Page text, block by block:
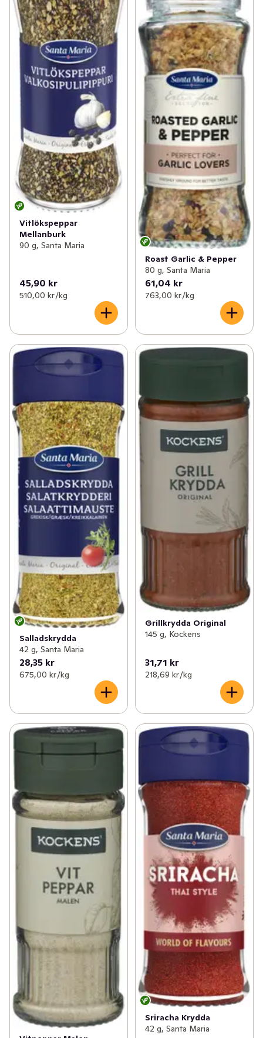
Vitlökspeppar
Mellanburk
90 g, Santa Maria
45,90 kr
510,00 kr /kg
Roast Garlic & Pepper
80 g, Santa Maria
61,04 kr
763,00 kr /kg
Salladskrydda
42 g, Santa Maria
28,35 kr
675,00 kr /kg
Grillkrydda Original
145 g, Kockens
31,71 kr
218,69 kr /kg
Sriracha Krydda
42 g, Santa Maria